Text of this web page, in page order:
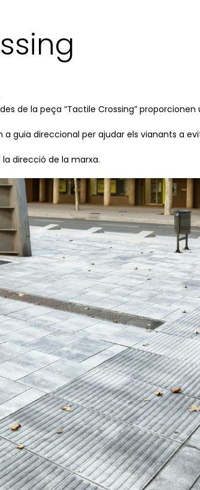
de la peça “Tactile Crossing”
a guia direccional per ajudar els vianants a
direcció de la marxa.